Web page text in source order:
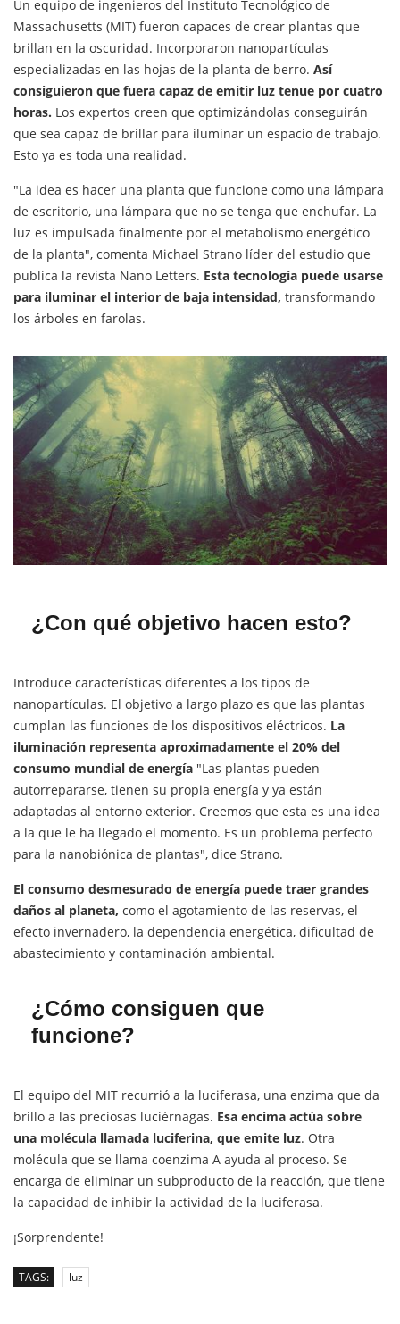
Un equipo de ingenieros del Instituto Tecnológico de
Massachusetts (MIT) fueron capaces de crear plantas que
brillan en la oscuridad. Incorporaron nanopartículas
especializadas en las hojas de la planta de berro. Así
consiguieron que fuera capaz de emitir luz tenue por cuatro
horas. Los expertos creen que optimizándolas conseguirán
que sea capaz de brillar para iluminar un espacio de trabajo.
Esto ya es toda una realidad.
"La idea es hacer una planta que funcione como una lámpara
de escritorio, una lámpara que no se tenga que enchufar. La
luz es impulsada finalmente por el metabolismo energético
de la planta", comenta Michael Strano líder del estudio que
publica la revista Nano Letters. Esta tecnología puede usarse
para iluminar el interior de baja intensidad, transformando
los árboles en farolas.
¿Con qué objetivo hacen esto?
Introduce características diferentes a los tipos de
nanopartículas. El objetivo a largo plazo es que las plantas
cumplan las funciones de los dispositivos eléctricos. La
iluminación representa aproximadamente el 20% del
consumo mundial de energía "Las plantas pueden
autorrepararse, tienen su propia energía y ya están
adaptadas al entorno exterior. Creemos que esta es una idea
a la que le ha llegado el momento. Es un problema perfecto
para la nanobiónica de plantas", dice Strano.
El consumo desmesurado de energía puede traer grandes
daños al planeta, como el agotamiento de las reservas, el
efecto invernadero, la dependencia energética, dificultad de
abastecimiento y contaminación ambiental.
¿Cómo consiguen que
funcione?
El equipo del MIT recurrió a la luciferasa, una enzima que da
brillo a las preciosas luciérnagas. Esa encima actúa sobre
una molécula llamada luciferina, que emite luz. Otra
molécula que se llama coenzima A ayuda al proceso. Se
encarga de eliminar un subproducto de la reacción, que tiene
la capacidad de inhibir la actividad de la luciferasa.
¡Sorprendente!
TAGS: luz